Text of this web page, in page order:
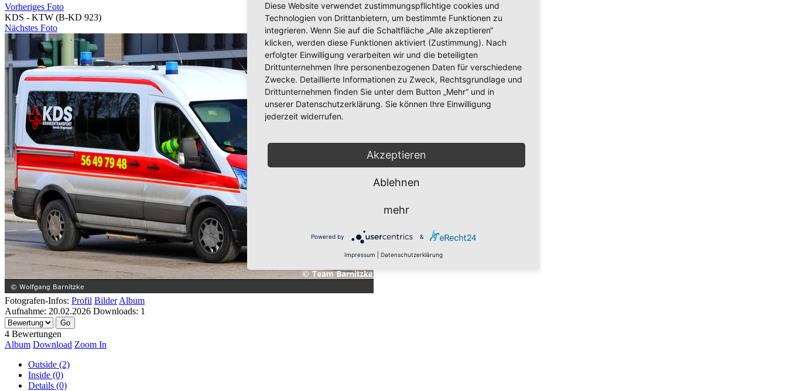
Vorheriges Foto
KDS - KTW (B-KD 923)
Nächstes Foto
Fotografen-Infos: Profil Bilder Album
Aufnahme: 20.02.2026 Downloads: 1
4 Bewertungen
Album Download Zoom In
Outside (2)
Inside (0)
Details (0)
Diese Website verwendet zustimmungspflichtige cookies und
Technologien von Drittanbietern, um bestimmte Funktionen zu
integrieren. Wenn Sie auf die Schaltfläche „Alle akzeptieren“
klicken, werden diese Funktionen aktiviert (Zustimmung). Nach
erfolgter Einwilligung verarbeiten wir und die beteiligten
Drittunternehmen Ihre personenbezogenen Daten für verschiedene
Zwecke. Detaillierte Informationen zu Zweck, Rechtsgrundlage und
Drittunternehmen finden Sie unter dem Button „Mehr“ und in
unserer Datenschutzerklärung. Sie können Ihre Einwilligung
jederzeit widerrufen.
Akzeptieren
Ablehnen
mehr
Powered by &
Impressum Datenschutzerklärung